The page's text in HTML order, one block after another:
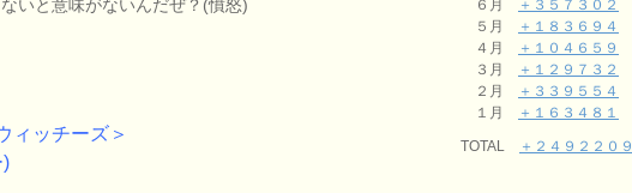
いと意味がないんだぜ？(憤怒)
ッチーズ＞
)
６月
＋３５７３０２
５月
＋１８３６９４
４月
＋１０４６５９
３月
＋１２９７３２
２月
＋３３９５５４
１月
＋１６３４８１
TOTAL
＋２４９２２０９